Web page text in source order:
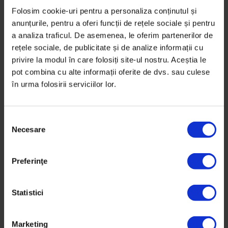
Folosim cookie-uri pentru a personaliza conținutul și
anunțurile, pentru a oferi funcții de rețele sociale și pentru
a analiza traficul. De asemenea, le oferim partenerilor de
rețele sociale, de publicitate și de analize informații cu
privire la modul în care folosiți site-ul nostru. Aceștia le
pot combina cu alte informații oferite de dvs. sau culese
în urma folosirii serviciilor lor.
Necesare
Preferinţe
Statistici
Marketing